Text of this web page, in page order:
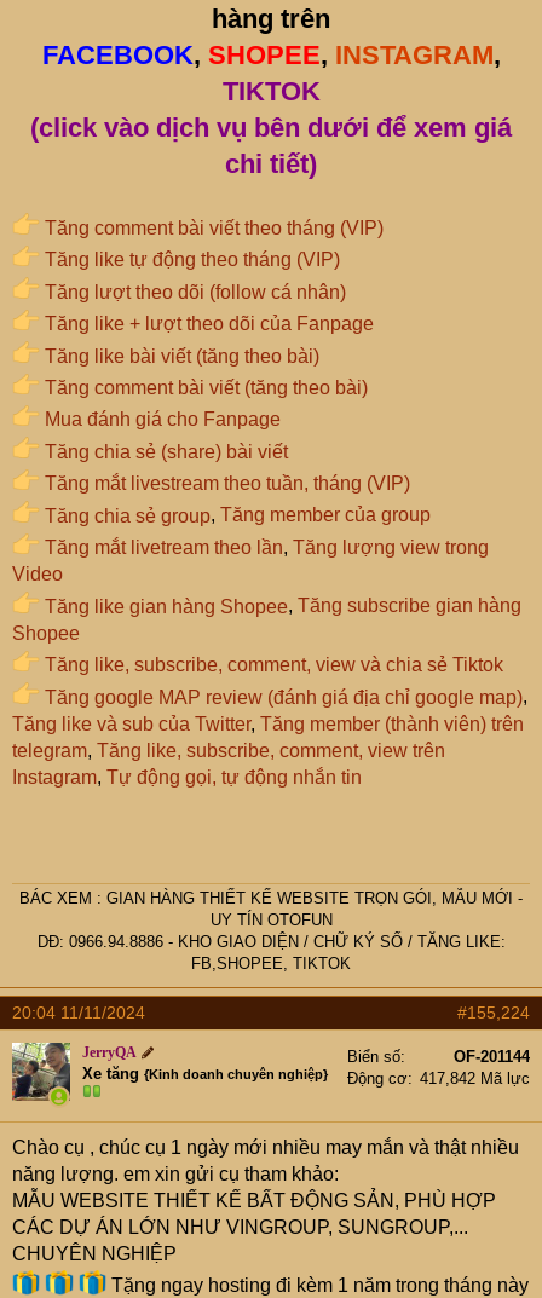
hàng trên
FACEBOOK, SHOPEE, INSTAGRAM,
TIKTOK
(click vào dịch vụ bên dưới để xem giá
chi tiết)
Tăng comment bài viết theo tháng (VIP)
Tăng like tự động theo tháng (VIP)
Tăng lượt theo dõi (follow cá nhân)
Tăng like + lượt theo dõi của Fanpage
Tăng like bài viết (tăng theo bài)
Tăng comment bài viết (tăng theo bài)
Mua đánh giá cho Fanpage
Tăng chia sẻ (share) bài viết
Tăng mắt livestream theo tuần, tháng (VIP)
Tăng chia sẻ group, Tăng member của group
Tăng mắt livetream theo lần,Tăng lượng view trong
Video
Tăng like gian hàng Shopee, Tăng subscribe gian hàng
Shopee
Tăng like, subscribe, comment, view và chia sẻ Tiktok
Tăng google MAP review (đánh giá địa chỉ google map),
Tăng like và sub của Twitter, Tăng member (thành viên) trên
telegram, Tăng like, subscribe, comment, view trên
Instagram, Tự động gọi, tự động nhắn tin
BÁC XEM : GIAN HÀNG THIẾT KẾ WEBSITE TRỌN GÓI, MẪU MỚI -
UY TÍN OTOFUN
DĐ: 0966.94.8886 - KHO GIAO DIỆN / CHỮ KÝ SỐ / TĂNG LIKE:
FB,SHOPEE, TIKTOK
20:04 11/11/2024 #155,224
JerryQA
Xe tăng {Kinh doanh chuyên nghiệp}
Biển số
OF-201144
Động cơ
417,842 Mã lực
Chào cụ , chúc cụ 1 ngày mới nhiều may mắn và thật nhiều
năng lượng. em xin gửi cụ tham khảo:
MẪU WEBSITE THIẾT KẾ BẤT ĐỘNG SẢN, PHÙ HỢP
CÁC DỰ ÁN LỚN NHƯ VINGROUP, SUNGROUP,...
CHUYÊN NGHIỆP
Tặng ngay hosting đi kèm 1 năm trong tháng này